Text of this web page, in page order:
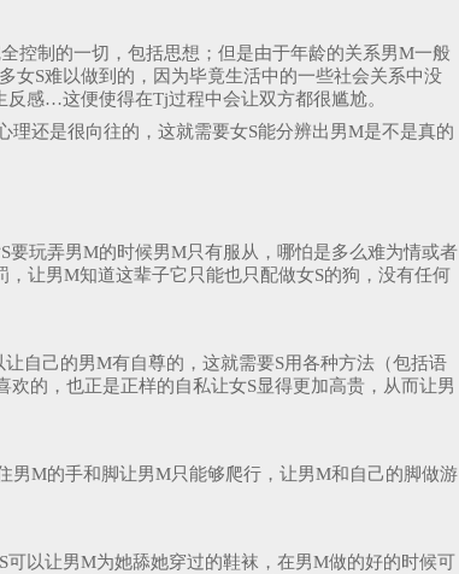
控制的一切，包括思想；但是由于年龄的关系男M一般
女S难以做到的，因为毕竟生活中的一些社会关系中没
感…这便使得在Tj过程中会让双方都很尴尬。
还是很向往的，这就需要女S能分辨出男M是不是真的
玩弄男M的时候男M只有服从，哪怕是多么难为情或者
让男M知道这辈子它只能也只配做女S的狗，没有任何
自己的男M有自尊的，这就需要S用各种方法（包括语
的，也正是正样的自私让女S显得更加高贵，从而让男
男M的手和脚让男M只能够爬行，让男M和自己的脚做游
以让男M为她舔她穿过的鞋袜，在男M做的好的时候可